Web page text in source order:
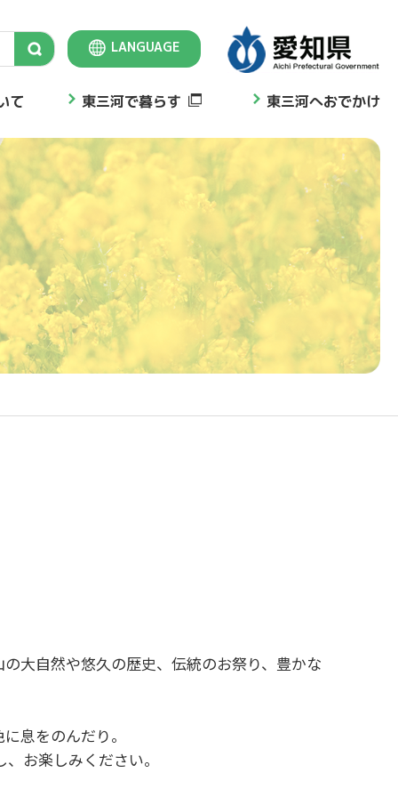
LANGUAGE
Select Language
て 東三河で暮らす 東三河へおでかけ
大自然や悠久の歴史、伝統のお祭り、豊かな
息をのんだり。
お楽しみください。